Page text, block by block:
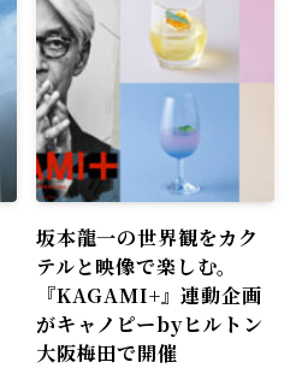
坂本龍一の世界観をカク
テルと映像で楽しむ。
『KAGAMI+』連動企画
がキャノピーbyヒルトン
大阪梅田で開催